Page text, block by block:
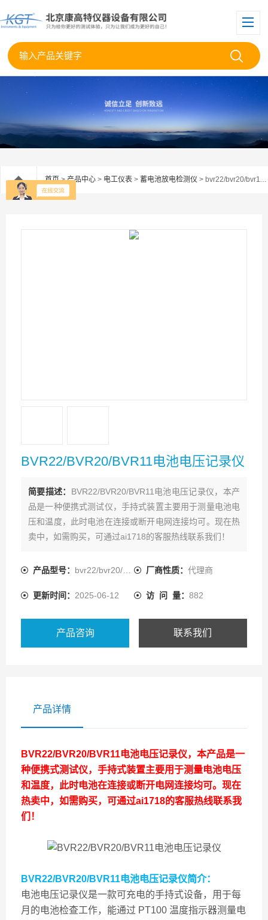
首页>产品中心 > 电工仪表 > 蓄电池放电检测仪 > bvr22/bvr20/bvr11BVR22/BVR20/BVR11电池电压记录仪
BVR22/BVR20/BVR11电池电压记录仪
简要描述： BVR22/BVR20/BVR11电池电压记录仪，本产
品是一种便携式测试仪，手持式装置主要用于测量电池电
压和温度，此时电池在连接或断开电网连接均可。现在热
卖中，如需购买，可通过ai1718的客服热线联系我们！
产品型号： bvr22/bvr20/bvr11 厂商性质： 代理商
更新时间： 2025-06-12 访 问 量： 882
产品咨询 联系我们
产品详情
BVR22/BVR20/BVR11电池电压记录仪，本产品是一
种便携式测试仪，手持式装置主要用于测量电池电压
和温度，此时电池在连接或断开电网连接均可。现在
热卖中，如需购买，可通过ai1718的客服热线联系我
们！
BVR22/BVR20/BVR11电池电压记录仪简介：
电池电压记录仪是一款可充电的手持式设备，用于每
月的电池检查工作，能通过 PT100 温度指示器测量电